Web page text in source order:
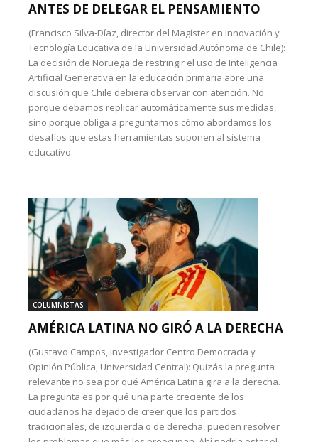
ANTES DE DELEGAR EL PENSAMIENTO
(Francisco Silva-Díaz, director del Magíster en Innovación y
Tecnología Educativa de la Universidad Autónoma de Chile):
La decisión de Noruega de restringir el uso de Inteligencia
Artificial Generativa en la educación primaria abre una
discusión que Chile debiera observar con atención. No
porque debamos replicar automáticamente sus medidas,
sino porque obliga a preguntarnos cómo abordamos los
desafíos que estas herramientas suponen al sistema
educativo.
COLUMNISTAS
AMÉRICA LATINA NO GIRÓ A LA DERECHA
(Gustavo Campos, investigador Centro Democracia y
Opinión Pública, Universidad Central): Quizás la pregunta
relevante no sea por qué América Latina gira a la derecha.
La pregunta es por qué una parte creciente de los
ciudadanos ha dejado de creer que los partidos
tradicionales, de izquierda o de derecha, pueden resolver